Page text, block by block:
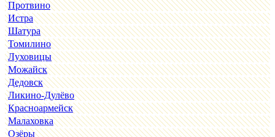
Протвино
Истра
Шатура
Томилино
Луховицы
Можайск
Дедовск
Ликино-Дулёво
Красноармейск
Малаховка
Озёры